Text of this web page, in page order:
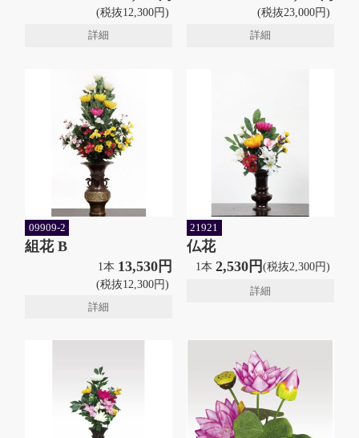
(税抜12,300円)
詳細
(税抜23,000円)
詳細
09909-2
組花 B
1本 13,530円
(税抜12,300円)
詳細
21921
仏花
1本 2,530円(税抜2,300円)
詳細